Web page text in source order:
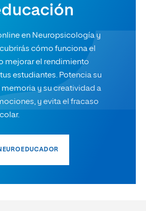
en Neuropsicología y
cómo funciona el
mejorar el rendimiento
estudiantes. Potencia su
memoria y su creatividad a
y evita el fracaso